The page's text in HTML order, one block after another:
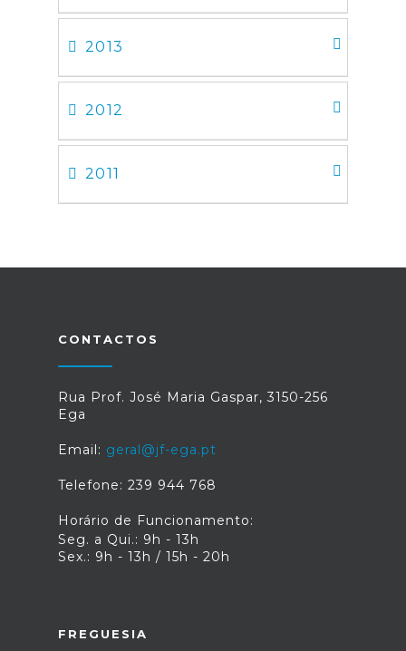
2013
2012
2011
CONTACTOS
Rua Prof. José Maria Gaspar, 3150-256
Ega
Email: geral@jf-ega.pt
Telefone: 239 944 768
Horário de Funcionamento:
Seg. a Qui.: 9h - 13h
Sex.: 9h - 13h / 15h - 20h
FREGUESIA